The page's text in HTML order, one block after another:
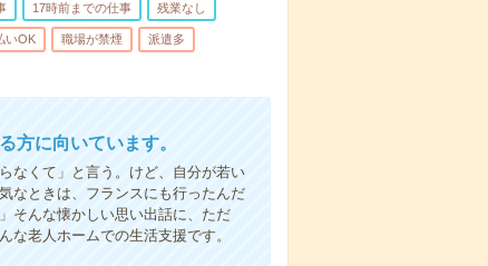
17時前までの仕事 残業なし
いOK 職場が禁煙 派遣多
方に向いています。
なくて」と言う。けど、自分が若い
なときは、フランスにも行ったんだ
そんな懐かしい思い出話に、ただ
な老人ホームでの生活支援です。